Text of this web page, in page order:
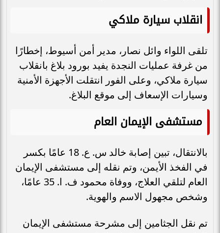
انقلاب سيارة ملاكي
تلقى اللواء وائل نصار، مدير أمن أسيوط، إخطارًا
من غرفة عمليات النجدة يفيد بورود بلاغ بانقلاب
سيارة ملاكي، وعلى الفور انتقلت الأجهزة الأمنية
وسيارات الإسعاف إلى موقع البلاغ.
مستشفى الإيمان العام
بالانتقال، تبين إصابة خالد س. ع. 18 عامًا بكسر
في الفخذ الأيمن، وتم نقله إلى مستشفى الإيمان
العام لتلقي العلاج، ووفاة محمود ف. ا. 35 عامًا،
وشخص مجهول الاسم والهوية.
تم نقل الجثامين إلى مشرحة مستشفى الإيمان